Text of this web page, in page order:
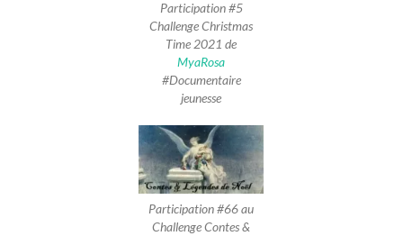
Participation #5
Challenge Christmas
Time 2021 de
MyaRosa
#Documentaire
jeunesse
Participation #66 au
Challenge Contes &